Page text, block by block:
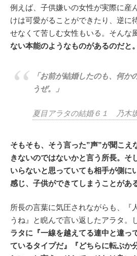
例えば、子供嫌いの女性が実際に産
けは可愛がることができたり、逆に
せなくて苦しむ女性もいる。そんな
ない本能のようなものがあるのだと。
「お前が結婚したのも、何か
うぜ。」
夏目アラタの結婚６１ 乃木
そもそも、そう言った”声”が聞こえ
きないのではないかと言う所長。そ
いらないと思っていても相手が側に
感じ、子供ができてしまうことがあ
所長の言葉に気圧されながらも、『
うね』と睨んで言い返したアラタ。
ラタに『一線を越えてる連中と違っ
ているタイプだ』『どちらに転ぶか